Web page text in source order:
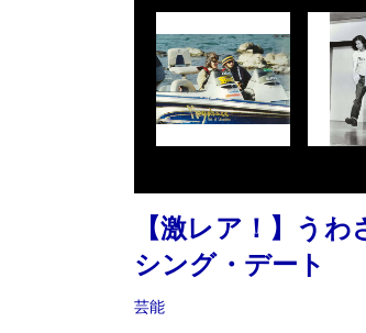
【激レア！】う
シング・デート
芸能